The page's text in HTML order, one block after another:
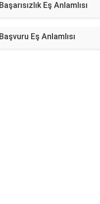
Başarısızlık Eş Anlamlısı
Başvuru Eş Anlamlısı